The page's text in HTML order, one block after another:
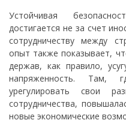
Устойчивая
достигается не за счет
сотрудничеству между
опыт также показывает,
держав, как правило,
напряженность. Там,
урегулировать свои
сотрудничества,
новые экономические